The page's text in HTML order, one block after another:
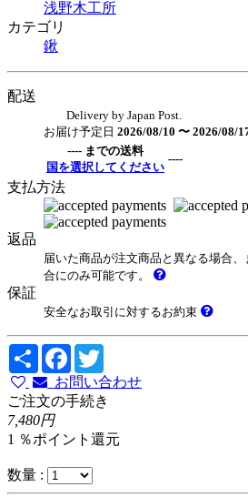
浅野木工所
カテゴリ
鍬
配送
Delivery by Japan Post.
お届け予定日 2026/08/10 〜 2026/08/
---- までの送料
国を選択してください
----
支払方法
返品
届いた商品が注文商品と異なる場合
合にのみ可能です。
保証
安全なお取引に対するお約束
Share Facebook
お問い合わせ
ご注文の手続き
7,480円
1 ％ポイント還元
数量 :